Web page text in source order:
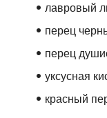
лавровый
перец
перец
уксусная
красный